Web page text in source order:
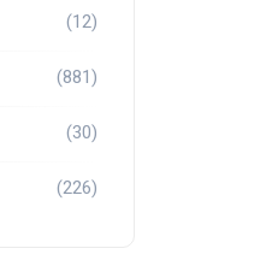
(12)
(881)
(30)
(226)